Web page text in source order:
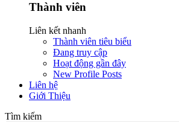
Thành viên
Liên kết nhanh
Thành viên tiêu biểu
Đang truy cập
Hoạt động gần đây
New Profile Posts
Liên hệ
Giới Thiệu
Tìm kiếm